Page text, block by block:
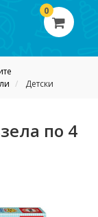
0
Детски
по 4